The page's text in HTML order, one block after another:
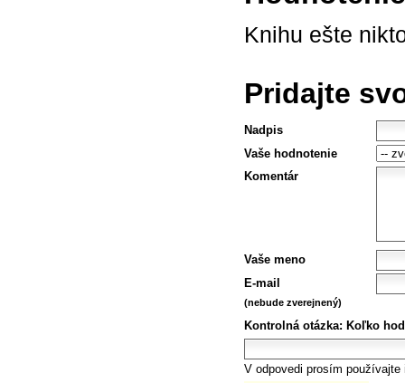
Knihu ešte
Pridajte
Nadpis
Vaše hodnotenie
Komentár
Vaše meno
E-mail
(nebude zverejnený)
Kontrolná otázka: Koľko
V odpovedi prosím